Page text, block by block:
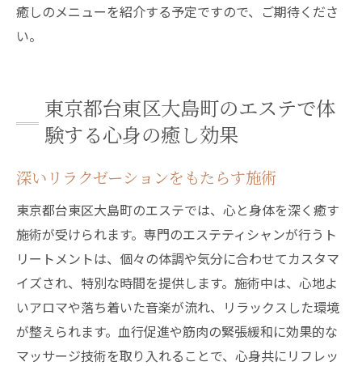
癒しのメニューを紹介する予定ですので、ご期待くださ
い。
東京都台東区大島町のエステで体
験する心身の癒し効果
深いリラクゼーションをもたらす施術
東京都台東区大島町のエステでは、心と身体を深く癒す
施術が受けられます。専門のエステティシャンが行うト
リートメントは、個々の体調や気分に合わせてカスタマ
イズされ、特別な時間を提供します。施術中は、心地よ
いアロマや落ち着いた音楽が流れ、リラックスした環境
が整えられます。血行促進や筋肉の緊張緩和に効果的な
マッサージ技術を取り入れることで、心身共にリフレッ